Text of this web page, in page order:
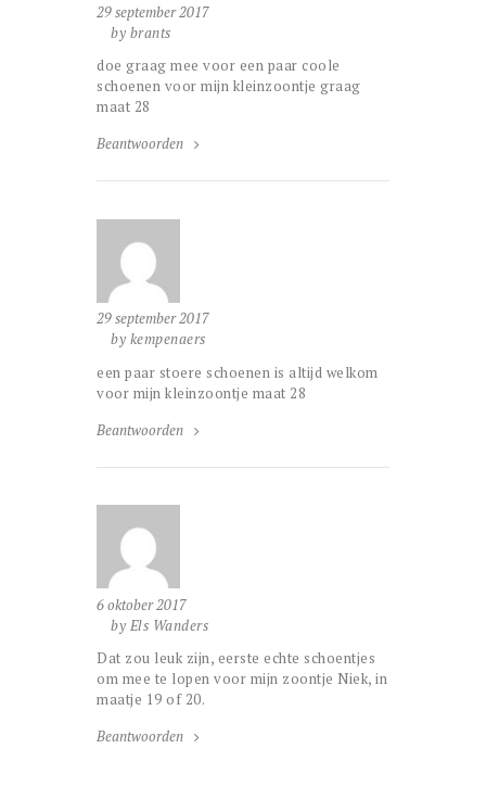
29 september 2017
by brants
doe graag mee voor een paar coole
schoenen voor mijn kleinzoontje graag
maat 28
Beantwoorden
29 september 2017
by kempenaers
een paar stoere schoenen is altijd welkom
voor mijn kleinzoontje maat 28
Beantwoorden
6 oktober 2017
by Els Wanders
Dat zou leuk zijn, eerste echte schoentjes
om mee te lopen voor mijn zoontje Niek, in
maatje 19 of 20.
Beantwoorden